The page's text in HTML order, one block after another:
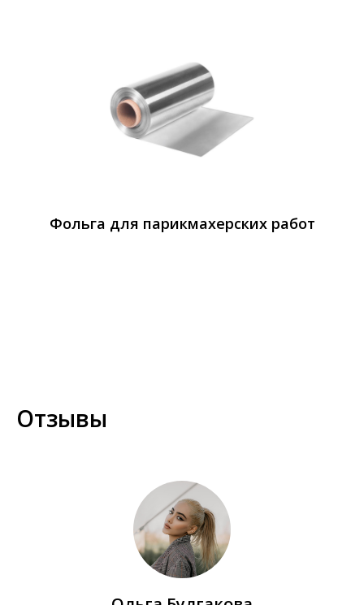
Фольга для парикмахерских работ
Отзывы